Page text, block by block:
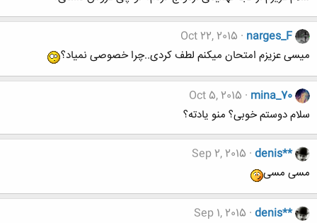
narges_F
Oct 22, 2015
میسی عزیزم امتحان میکنم لطف کردی..چرا خصوصی نمیاد؟
mina_70
Oct 5, 2015
سلام دوستم خوبی؟ منو یادته؟
denis**
Sep 2, 2015
مسی مسی
denis**
Sep 1, 2015